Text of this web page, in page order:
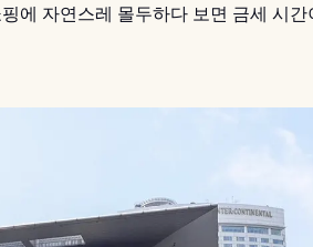
에 자연스레 몰두하다 보면 금세 시